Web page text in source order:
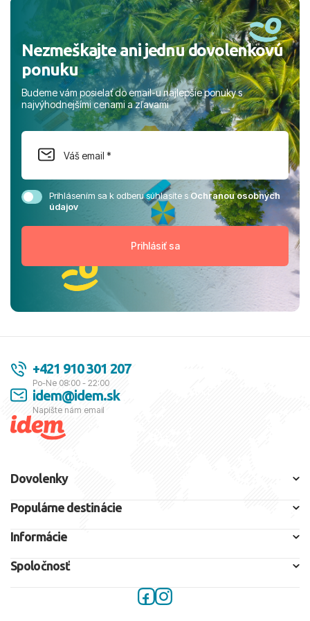
Nezmeškajte ani jednu dovolenkovú
ponuku
Budeme vám posielať do email-u najlepšie ponuky s
najvýhodnejšími cenami a zľavami
Prihlásením sa k odberu súhlasíte sOchranou osobných
údajov
+421 910 301 207
Po-Ne 08:00 - 22:00
idem@idem.sk
Napíšte nám email
Dovolenky
Populárne destinácie
Informácie
Spoločnosť